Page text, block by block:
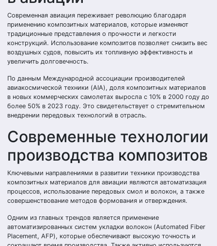
Современная авиация переживает революцию благодаря
применению композитных материалов, которые изменяют
традиционные представления о прочности и легкости
конструкций. Использование композитов позволяет снизить вес
воздушных судов, повысить их топливную эффективность и
увеличить долговечность.
По данным Международной ассоциации производителей
авиакосмической техники (AIA), доля композитных материалов
в новых коммерческих самолетах выросла с 10% в 2000 году до
более 50% в 2023 году. Это свидетельствует о стремительном
внедрении передовых технологий в отрасль.
Современные технологии
производства композитов
Ключевыми направлениями в развитии техники производства
композитных материалов для авиации являются автоматизация
процессов, использование передовых смол и волокон, а также
совершенствование методов формования и отверждения.
Одним из главных трендов является применение
автоматизированных систем укладки волокон (Automated Fiber
Placement, AFP), которые обеспечивают высокую точность и